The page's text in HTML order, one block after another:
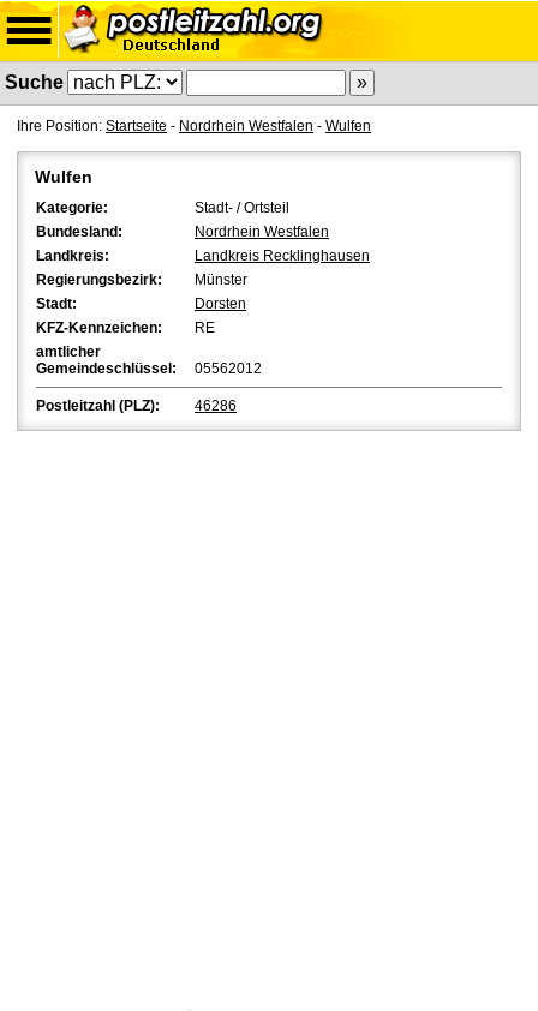
Suche
Ihre Position: Startseite - Nordrhein Westfalen - Wulfen
Wulfen
Kategorie:
Stadt- / Ortsteil
Bundesland:
Nordrhein Westfalen
Landkreis:
Landkreis Recklinghausen
Regierungsbezirk:
Münster
Stadt:
Dorsten
KFZ-Kennzeichen:
RE
amtlicher
Gemeindeschlüssel:
05562012
Postleitzahl (PLZ): 46286